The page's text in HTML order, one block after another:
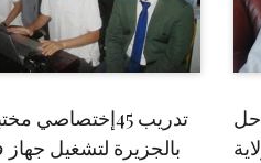
تدريب 45إختصاصي
بالجزيرة لتشغيل
حل